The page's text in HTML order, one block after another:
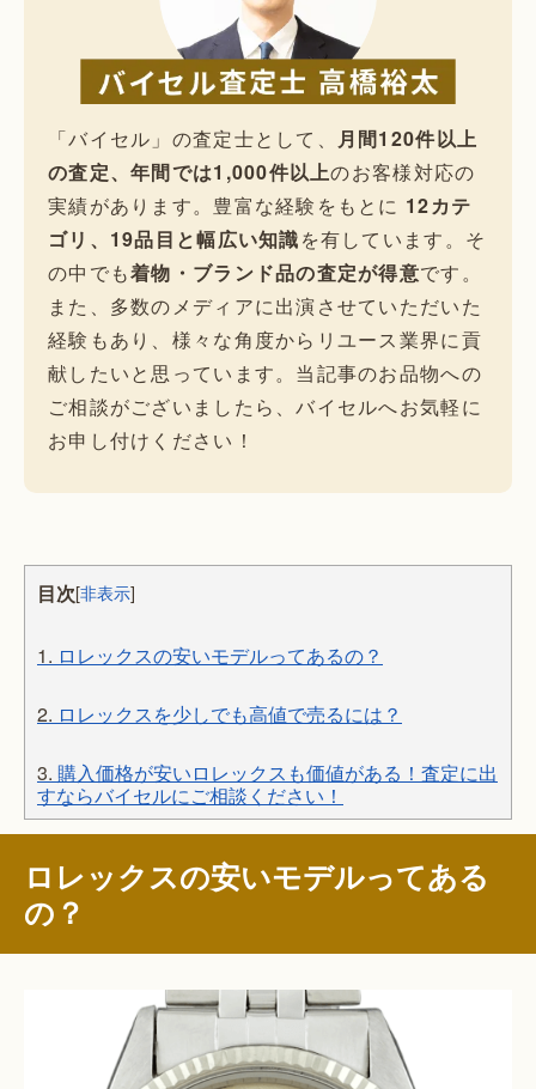
「バイセル」の査定士として、
月間120件以上
の査定、年間では1,000件以上のお客様対応の
実績があります。豊富な経験をもとに 12カテ
ゴリ、19品目と幅広い知識を有しています。そ
の中でも着物・ブランド品の査定が得意です。
また、多数のメディアに出演させていただいた
経験もあり、様々な角度からリユース業界に貢
献したいと思っています。当記事のお品物への
ご相談がございましたら、バイセルへお気軽に
お申し付けください！
目次[非表示]
1. ロレックスの安いモデルってあるの？
2. ロレックスを少しでも高値で売るには？
3. 購入価格が安いロレックスも価値がある！査定に出
すならバイセルにご相談ください！
ロレックスの安いモデルってある
の？